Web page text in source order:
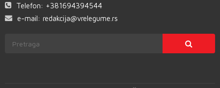
Telefon: +381694394544
e-mail: redakcija@vrelegume.rs